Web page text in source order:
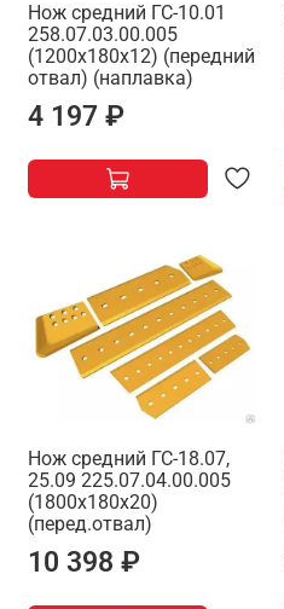
Нож средний ГС-10.01
258.07.03.00.005
(1200х180х12) (передний
отвал) (наплавка)
4 197 ₽
Нож средний ГС-18.07,
25.09 225.07.04.00.005
(1800х180х20)
(перед.отвал)
10 398 ₽